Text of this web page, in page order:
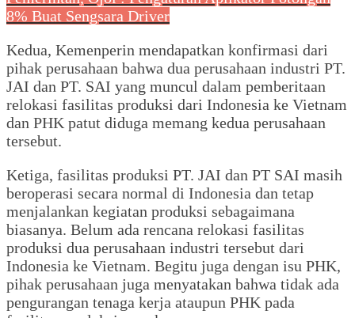
8% Buat Sengsara Driver
Kedua, Kemenperin mendapatkan konfirmasi dari
pihak perusahaan bahwa dua perusahaan industri PT.
JAI dan PT. SAI yang muncul dalam pemberitaan
relokasi fasilitas produksi dari Indonesia ke Vietnam
dan PHK patut diduga memang kedua perusahaan
tersebut.
Ketiga, fasilitas produksi PT. JAI dan PT SAI masih
beroperasi secara normal di Indonesia dan tetap
menjalankan kegiatan produksi sebagaimana
biasanya. Belum ada rencana relokasi fasilitas
produksi dua perusahaan industri tersebut dari
Indonesia ke Vietnam. Begitu juga dengan isu PHK,
pihak perusahaan juga menyatakan bahwa tidak ada
pengurangan tenaga kerja ataupun PHK pada